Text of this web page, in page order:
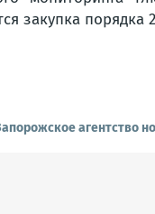
закупка порядка
агентство